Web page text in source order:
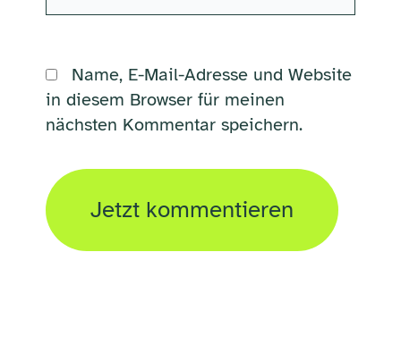
Name, E-Mail-Adresse und Website
in diesem Browser für meinen
nächsten Kommentar speichern.